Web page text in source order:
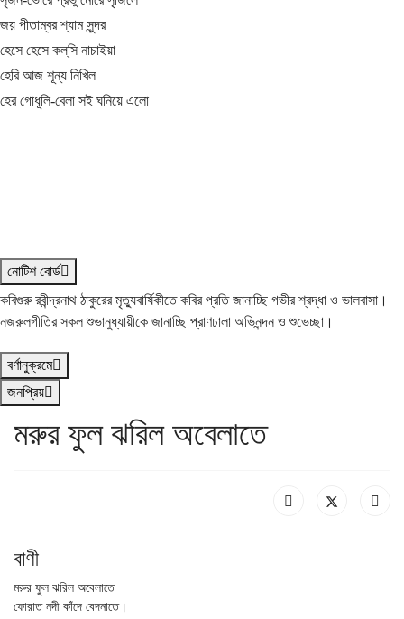
জয় পীতাম্বর শ্যাম সুন্দর
হেসে হেসে কল্‌সি নাচাইয়া
হেরি আজ শূন্য নিখিল
হের গোধূলি-বেলা সই ঘনিয়ে এলো
নোটিশ বোর্ড
কবিগুরু রবীন্দ্রনাথ ঠাকুরের মৃত্যুবার্ষিকীতে কবির প্রতি জানাচ্ছি গভীর শ্রদ্ধা ও ভালবাসা।
নজরুলগীতির সকল শুভানুধ্যায়ীকে জানাচ্ছি প্রাণঢালা অভিনন্দন ও শুভেচ্ছা।
বর্ণানুক্রমে
জনপ্রিয়
মরুর ফুল ঝরিল অবেলাতে
বাণী
মরুর ফুল ঝরিল অবেলাতে
ফোরাত নদী কাঁদে বেদনাতে।